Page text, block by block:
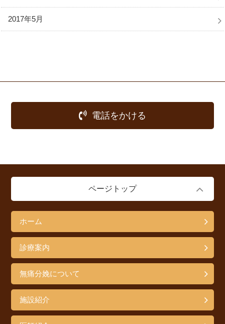
2017年5月
電話をかける
ページトップ
ホーム
診療案内
無痛分娩について
施設紹介